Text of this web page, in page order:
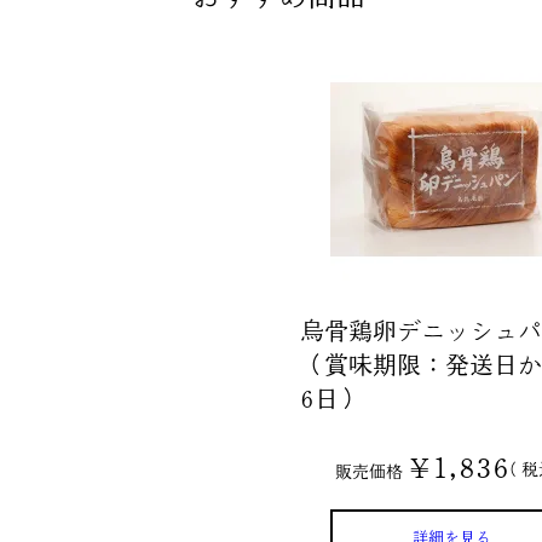
烏骨鶏卵デニッシュ
（賞味期限：発送日
6日）
販売価格 ¥ 1,836 税
詳細を見る